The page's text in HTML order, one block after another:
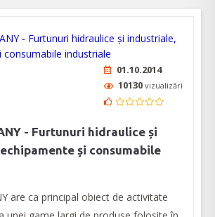
01.10.2014
10130 vizualizări
- Furtunuri hidraulice și
și consumabile
are ca principal obiect de activitate